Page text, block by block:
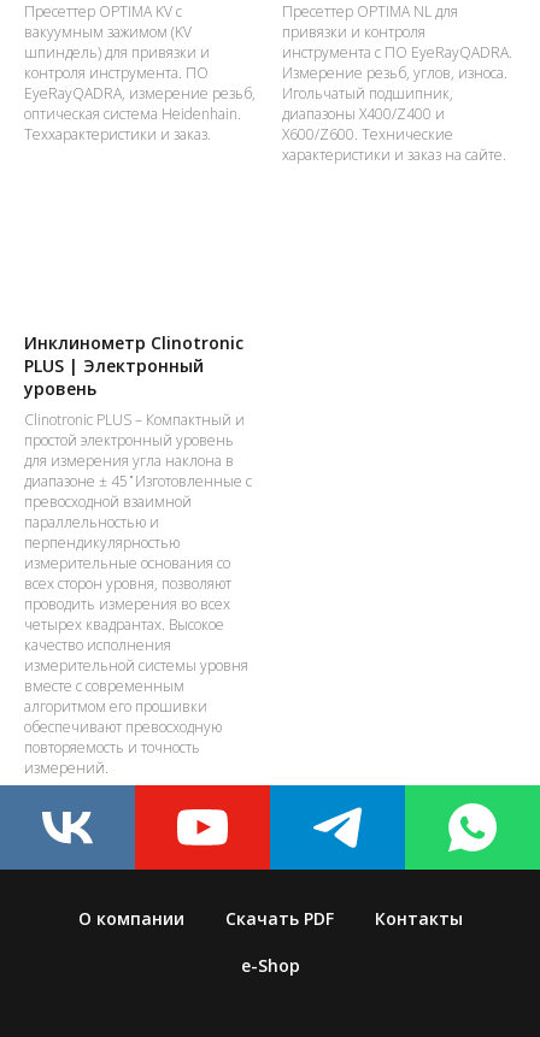
Пресеттер OPTIMA KV с
вакуумным зажимом (KV
шпиндель) для привязки и
контроля инструмента. ПО
EyeRayQADRA, измерение резьб,
оптическая система Heidenhain.
Теххарактеристики и заказ.
Пресеттер OPTIMA NL для
привязки и контроля
инструмента с ПО EyeRayQADRA.
Измерение резьб, углов, износа.
Игольчатый подшипник,
диапазоны X400/Z400 и
X600/Z600. Технические
характеристики и заказ на сайте.
Инклинометр Clinotronic
PLUS | Электронный
уровень
Clinotronic PLUS – Компактный и
простой электронный уровень
для измерения угла наклона в
диапазоне ± 45 ̊ Изготовленные с
превосходной взаимной
параллельностью и
перпендикулярностью
измерительные основания со
всех сторон уровня, позволяют
проводить измерения во всех
четырех квадрантах. Высокое
качество исполнения
измерительной системы уровня
вместе с современным
алгоритмом его прошивки
обеспечивают превосходную
повторяемость и точность
измерений.
О компании Скачать PDF Контакты
e-Shop